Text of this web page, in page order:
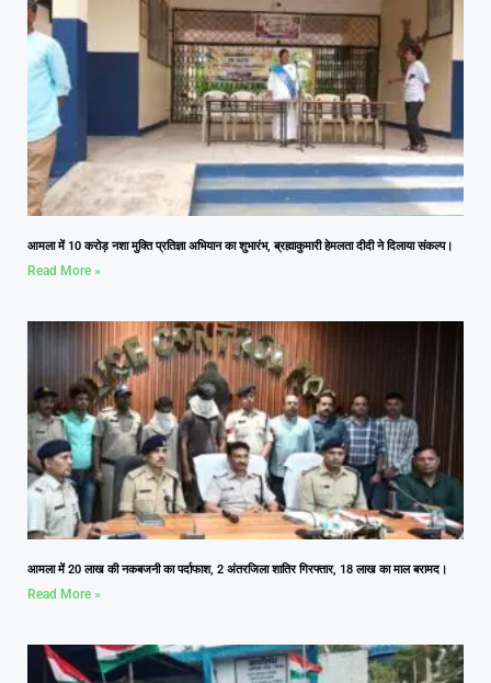
आमला में 10 करोड़ नशा मुक्ति प्रतिज्ञा अभियान का शुभारंभ, ब्रह्माकुमारी हेमलता दीदी ने दिलाया संकल्प।
Read More »
आमला में 20 लाख की नकबजनी का पर्दाफाश, 2 अंतरजिला शातिर गिरफ्तार, 18 लाख का माल बरामद।
Read More »